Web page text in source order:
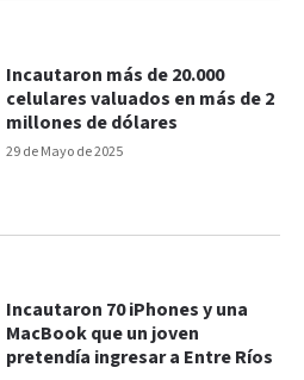
29 de Mayo de 2025
Incautaron más de 20.000
celulares valuados en más de 2
millones de dólares
Incautaron 70 iPhones y una
MacBook que un joven
pretendía ingresar a Entre Ríos